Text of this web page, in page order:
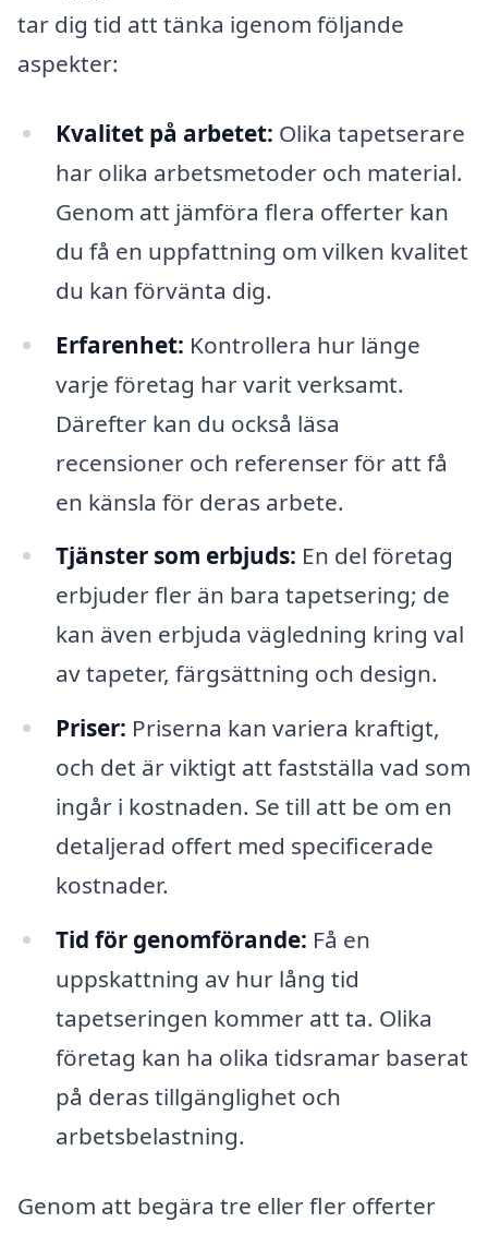
tar dig tid att tänka igenom följande
aspekter:
Kvalitet på arbetet: Olika tapetserare
har olika arbetsmetoder och material.
Genom att jämföra flera offerter kan
du få en uppfattning om vilken kvalitet
du kan förvänta dig.
Erfarenhet: Kontrollera hur länge
varje företag har varit verksamt.
Därefter kan du också läsa
recensioner och referenser för att få
en känsla för deras arbete.
Tjänster som erbjuds: En del företag
erbjuder fler än bara tapetsering; de
kan även erbjuda vägledning kring val
av tapeter, färgsättning och design.
Priser: Priserna kan variera kraftigt,
och det är viktigt att fastställa vad som
ingår i kostnaden. Se till att be om en
detaljerad offert med specificerade
kostnader.
Tid för genomförande: Få en
uppskattning av hur lång tid
tapetseringen kommer att ta. Olika
företag kan ha olika tidsramar baserat
på deras tillgänglighet och
arbetsbelastning.
Genom att begära tre eller fler offerter